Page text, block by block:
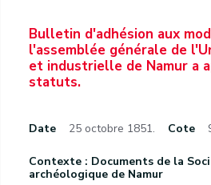
Bulletin d'adhésion aux
l'assemblée générale de
et industrielle de Namur a
statuts.
Date 25 octobre 1851. Cote
Contexte : Documents de la
archéologique de Namur